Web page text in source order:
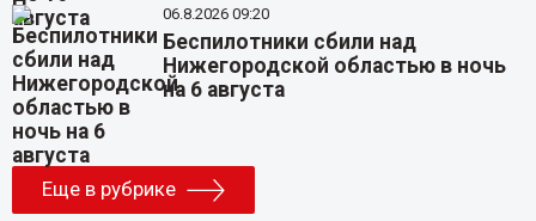
06.8.2026 09:20
Беспилотники сбили над
Нижегородской областью в ночь
на 6 августа
Еще в рубрике